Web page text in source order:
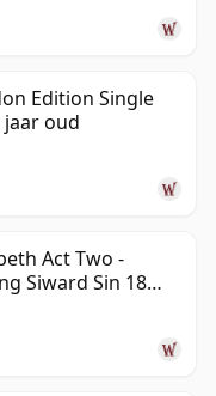
Edition Single
jaar oud
Act Two -
Siward Sin 18